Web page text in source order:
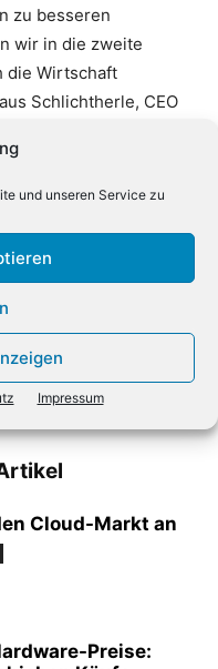
und unseren Service zu
Impressum
zu besseren
wir in die zweite
die Wirtschaft
Schlichtherle, CEO
Softwarehersteller
wächst deutlich
GoCanvas-Übernahme
Cloud-Markt an
Preise: